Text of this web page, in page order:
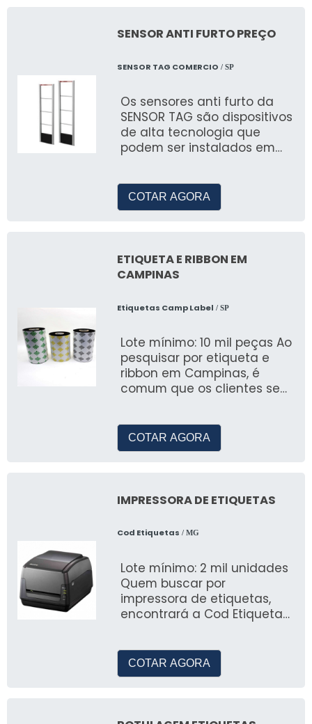
SENSOR ANTI FURTO PREÇO
SENSOR TAG COMERCIO / SP
Os sensores anti furto da
SENSOR TAG são dispositivos
de alta tecnologia que
podem ser instalados em
cosméticos e acessórios.
Eles funcionam através de
ou luminoso quando um
item protegido é removido
COTAR AGORA
ETIQUETA E RIBBON EM
CAMPINAS
Etiquetas Camp Label / SP
Lote mínimo: 10 mil peças Ao
pesquisar por etiqueta e
ribbon em Campinas, é
comum que os clientes se
COTAR AGORA
IMPRESSORA DE ETIQUETAS
Cod Etiquetas / MG
Lote mínimo: 2 mil unidades
Quem buscar por
impressora de etiquetas,
encontrará a Cod Etiquetas,
COTAR AGORA